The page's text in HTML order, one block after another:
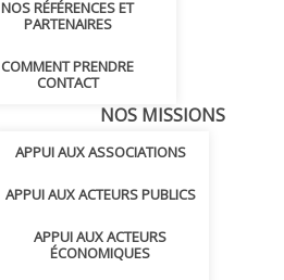
NOS RÉFÉRENCES ET
PARTENAIRES
COMMENT PRENDRE
CONTACT
NOS MISSIONS
APPUI AUX ASSOCIATIONS
APPUI AUX ACTEURS PUBLICS
APPUI AUX ACTEURS
ÉCONOMIQUES